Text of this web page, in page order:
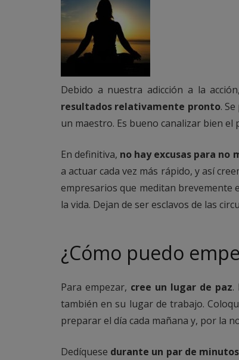
Debido a nuestra adicción a la
resultados relativamente pronto.
un maestro. Es bueno canalizar bien
En definitiva, no hay excusas para no
a actuar cada vez más rápido, y así
empresarios que meditan brevemente
la vida. Dejan de ser esclavos de las
¿Cómo puedo
Para empezar, cree un lugar de paz.
también en su lugar de trabajo.
preparar el día cada mañana y, por la
Dedíquese durante un par de